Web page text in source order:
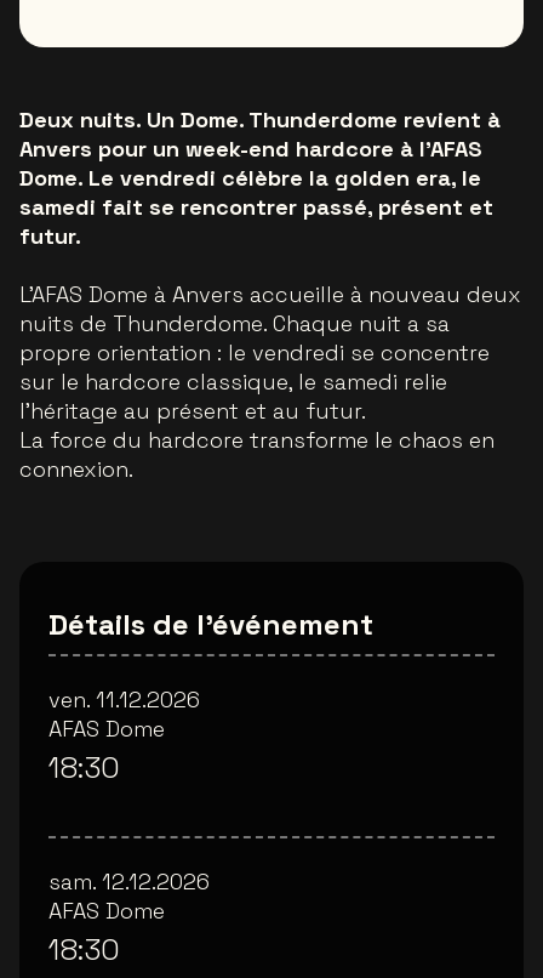
Deux nuits. Un Dome. Thunderdome revient à
Anvers pour un week-end hardcore à l’AFAS
Dome. Le vendredi célèbre la golden era, le
samedi fait se rencontrer passé, présent et
futur.
L’AFAS Dome à Anvers accueille à nouveau deux
nuits de Thunderdome. Chaque nuit a sa
propre orientation : le vendredi se concentre
sur le hardcore classique, le samedi relie
l’héritage au présent et au futur.
La force du hardcore transforme le chaos en
connexion.
Détails de l'événement
ven. 11.12.2026
AFAS Dome
18:30
sam. 12.12.2026
AFAS Dome
18:30